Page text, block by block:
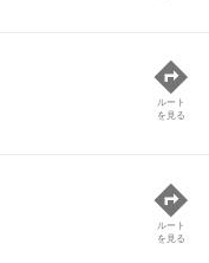
ルート
を見る
ルート
を見る